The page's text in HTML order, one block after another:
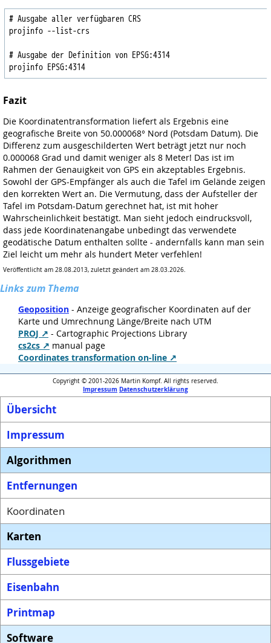
# Ausgabe aller verfügbaren CRS
projinfo --list-crs
# Ausgabe der Definition von EPSG:4314
Fazit
Die Koordinatentransformation liefert als Ergebnis eine
geografische Breite von 50.000068° Nord (Potsdam Datum). Die
Differenz zum ausgeschilderten Wert beträgt jetzt nur noch
0.000068 Grad und damit weniger als 8 Meter! Das ist im
Rahmen der Genauigkeit von GPS ein akzeptables Ergebnis.
Sowohl der GPS-Empfänger als auch die Tafel im Gelände zeigen
den korrekten Wert an. Die Vermutung, dass der Aufsteller der
Tafel im Potsdam-Datum gerechnet hat, ist mit hoher
Wahrscheinlichkeit bestätigt. Man sieht jedoch eindrucksvoll,
dass jede Koordinatenangabe unbedingt das verwendete
geodätische Datum enthalten sollte - andernfalls kann man sein
Ziel leicht um mehr als hundert Meter verfehlen!
Veröffentlicht am 28.08.2013, zuletzt geändert am 28.03.2026.
Links zum Thema
Geoposition - Anzeige geografischer Koordinaten auf der
Karte und Umrechnung Länge/Breite nach UTM
PROJ
- Cartographic Projections Library
cs2cs
manual page
Coordinates transformation on-line
Copyright © 2001-2026 Martin Kompf. All rights reserved.
Impressum Datenschutzerklärung
Übersicht
Impressum
Algorithmen
Entfernungen
Koordinaten
Karten
Flussgebiete
Eisenbahn
Printmap
Software